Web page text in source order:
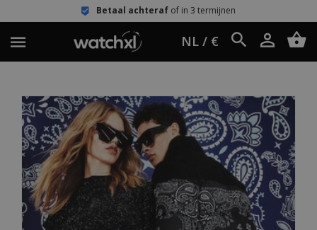
Betaal achteraf of in 3 termijnen
NL / €